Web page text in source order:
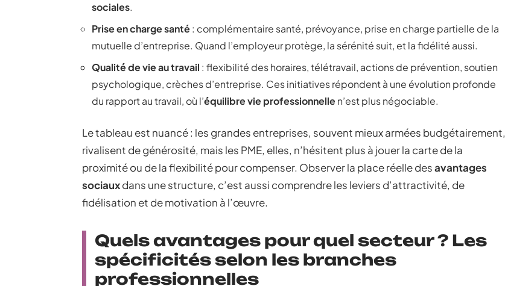
sociales.
Prise en charge santé: complémentaire santé, prévoyance, prise en charge partielle de la
mutuelle d’entreprise. Quand l’employeur protège, la sérénité suit, et la fidélité aussi.
Qualité de vie au travail : flexibilité des horaires, télétravail, actions de prévention, soutien
psychologique, crèches d’entreprise. Ces initiatives répondent à une évolution profonde
du rapport au travail, où l’équilibre vie professionnellen’est plus négociable.
Le tableau est nuancé : les grandes entreprises, souvent mieux armées budgétairement,
rivalisent de générosité, mais les PME, elles, n’hésitent plus à jouer la carte de la
proximité ou de la flexibilité pour compenser. Observer la place réelle desavantages
sociauxdans une structure, c’est aussi comprendre les leviers d’attractivité, de
fidélisation et de motivation à l’œuvre.
Quels avantages pour quel secteur ? Les
spécificités selon les branches
professionnelles